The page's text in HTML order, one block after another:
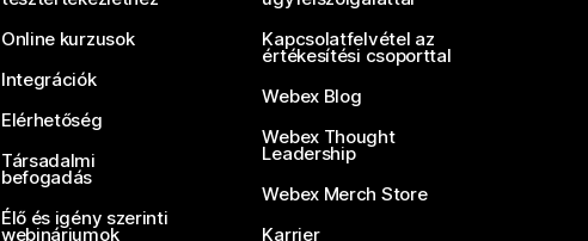
Online kurzusok
Integrációk
Elérhetőség
Társadalmi
befogadás
Élő és igény szerinti
webináriumok
Kapcsolatfelvétel az
értékesítési csoporttal
Webex Blog
Webex Thought
Leadership
Webex Merch Store
Karrier